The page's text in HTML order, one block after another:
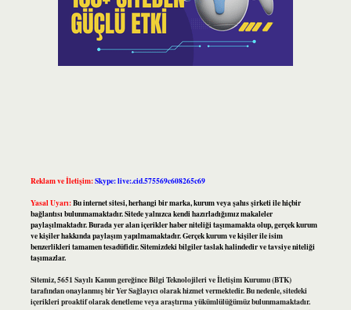
Reklam ve İletişim:Skype: live:.cid.575569c608265c69
Yasal Uyarı:Bu internet sitesi, herhangi bir marka, kurum veya şahıs şirketi ile hiçbir
bağlantısı bulunmamaktadır. Sitede yalnızca kendi hazırladığımız makaleler
paylaşılmaktadır. Burada yer alan içerikler haber niteliği taşımamakta olup, gerçek kurum
ve kişiler hakkında paylaşım yapılmamaktadır. Gerçek kurum ve kişiler ile isim
benzerlikleri tamamen tesadüfidir. Sitemizdeki bilgiler taslak halindedir ve tavsiye niteliği
taşımazlar.
Sitemiz, 5651 Sayılı Kanun gereğince Bilgi Teknolojileri ve İletişim Kurumu (BTK)
tarafından onaylanmış bir Yer Sağlayıcı olarak hizmet vermektedir. Bu nedenle, sitedeki
içerikleri proaktif olarak denetleme veya araştırma yükümlülüğümüz bulunmamaktadır.